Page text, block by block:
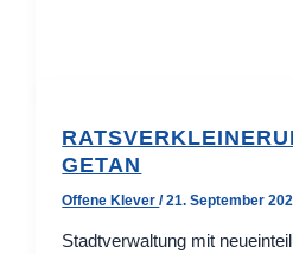
GETAN
Offene Klever/21. September
Stadtverwaltung mit